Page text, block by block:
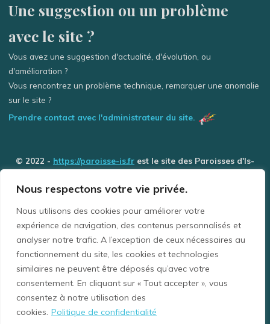
Nous respectons votre vie privée.
Nous utilisons des cookies pour améliorer votre
expérience de navigation, des contenus personnalisés et
analyser notre trafic. A l’exception de ceux nécessaires au
fonctionnement du site, les cookies et technologies
similaires ne peuvent être déposés qu’avec votre
consentement. En cliquant sur « Tout accepter », vous
consentez à notre utilisation des
cookies. Politique de confidentialité
Une suggestion ou un problème
avec le site ?
Vous avez une suggestion d'actualité, d'évolution, ou
d'amélioration ?
Vous rencontrez un problème technique, remarquer une anomalie
sur le site ?
Prendre contact avec l'administrateur du site.
© 2022 - https://paroisse-is.fr est le site des Paroisses d'Is-
Rivière) - Tous droits réservés
La Paroisse Is-sur-Tille / Grancey-le-Château comprend les communes de : Avelanges,
Avot, Barjon, Beneuvre, Busserotte-et-Montenaille, Bussières, Chaignay, Courtivron,
Crécey-sur-Tille, Diénay, Échevannes, Gemeaux, Is-sur-Tille, Lux, Marcilly-sur-Tille,
Marey-sur-Tille, Moloy, Neuvelle, Pichanges, Poiseul-lès-Saulx, Salives, Saulx-le-Duc,
Tarsul, Til-Châtel, Vernot, Véronnes (Les), Villecomte, Villey-sur-Tille.
La Paroisse de Selongey comprend les communes de : Boussenois, Foncegrive, Vernois,
Orville, Selongey.
Mots clefs : Aumônerie, baptême, catholique, catéchisme, charité, chrétien,
communion, communauté, confession, confirmation, décès, école, eucharistie, foi,